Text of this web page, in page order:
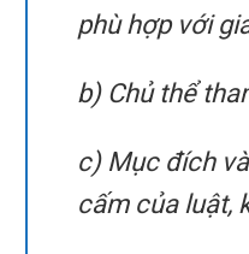
phù hợp với
b) Chủ thể
c) Mục đích
cấm của luật,